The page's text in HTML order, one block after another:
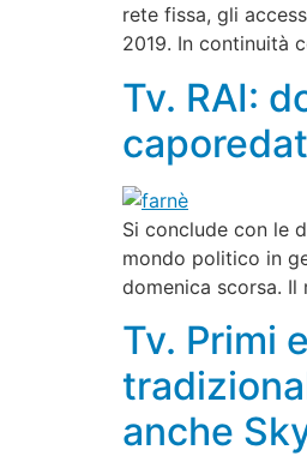
rete fissa, gli
2019. In continuità
Tv. RAI:
Si conclude con le
mondo politico in
domenica scorsa.
Tv. Primi
anche